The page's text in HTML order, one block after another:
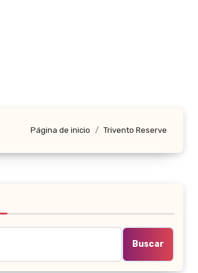
Página de inicio Trivento Reserve
Buscar